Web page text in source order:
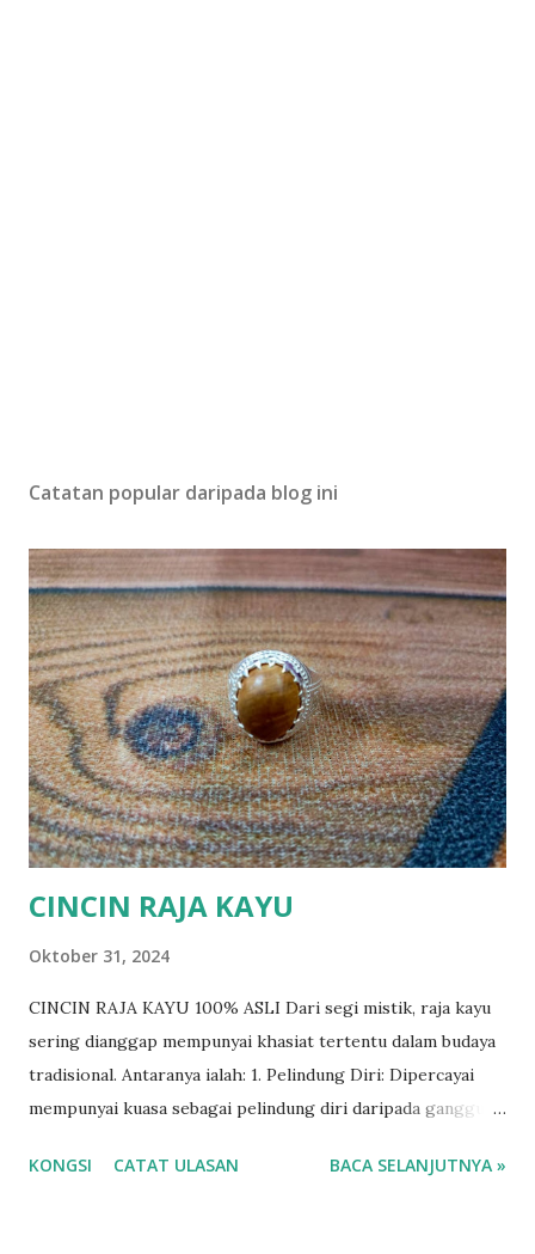
Catatan popular daripada blog ini
CINCIN RAJA KAYU
Oktober 31, 2024
CINCIN RAJA KAYU 100% ASLI Dari segi mistik, raja kayu
sering dianggap mempunyai khasiat tertentu dalam budaya
tradisional. Antaranya ialah: 1. Pelindung Diri: Dipercayai
mempunyai kuasa sebagai pelindung diri daripada gangguan
sebagai tangkal atau memakai sebagai perhiasan untuk
KONGSI CATAT ULASAN BACA SELANJUTNYA »